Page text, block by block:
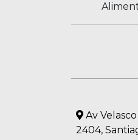
Av
2404,